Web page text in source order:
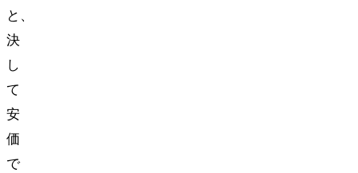
と、
決
し
て
安
価
で